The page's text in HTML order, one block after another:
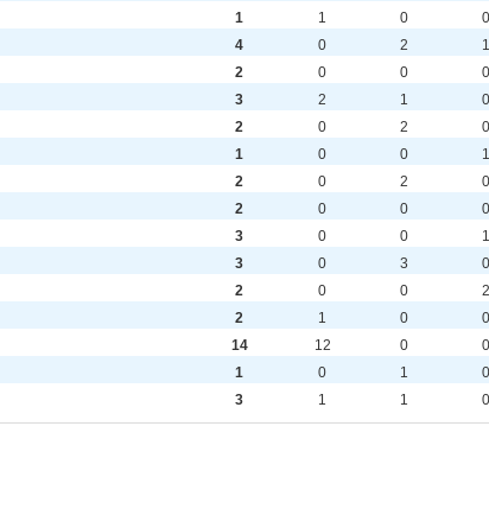
1 1 0 0
4 0 2 1
2 0 0 0
3 2 1 0
2 0 2 0
1 0 0 1
2 0 2 0
2 0 0 0
3 0 0 1
3 0 3 0
2 0 0 2
2 1 0 0
14 12 0 0
1 0 1 0
3 1 1 0